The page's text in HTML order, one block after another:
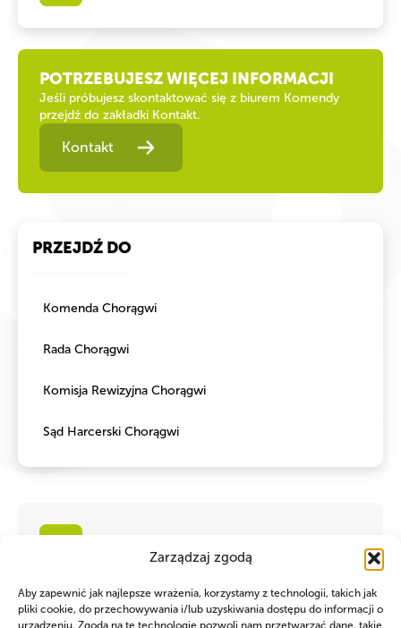
Zarządzaj zgodą
Aby zapewnić jak najlepsze wrażenia, korzystamy z technologii, takich jak
pliki cookie, do przechowywania i/lub uzyskiwania dostępu do informacji o
urządzeniu. Zgoda na te technologie pozwoli nam przetwarzać dane, takie
POTRZEBUJESZ WIĘCEJ INFORMACJI
Jeśli próbujesz skontaktować się z biurem Komendy
przejdź do zakładki Kontakt.
Kontakt
PRZEJDŹ DO
Komenda Chorągwi
Rada Chorągwi
Komisja Rewizyjna Chorągwi
Sąd Harcerski Chorągwi
Pobierz